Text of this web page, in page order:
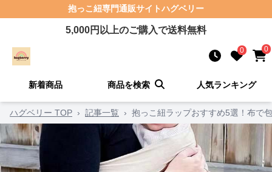
抱っこ紐専門通販サイトハグベリー
5,000円以上のご購入で送料無料
0 0
新着商品 商品を検索 人気ランキング
ハグベリー TOP › 記事一覧 › 抱っこ紐ラップおすすめ5選！布で